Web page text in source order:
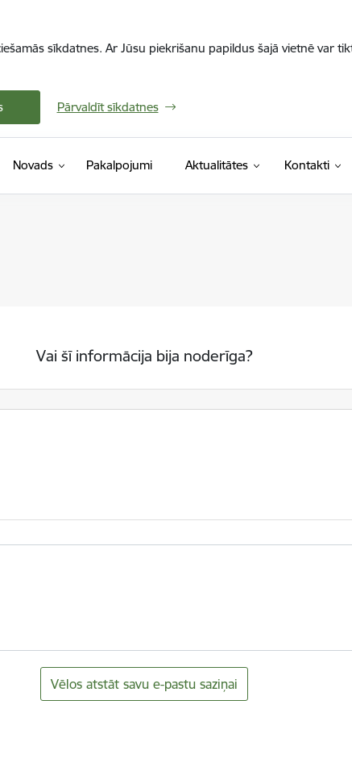
sīkdatnes. Ar Jūsu piekrišanu papildus šajā vietnē var
Pārvaldīt sīkdatnes
Novads Pakalpojumi Aktualitātes Kontakti
Vai šī informācija bija noderīga?
Vēlos atstāt savu e-pastu saziņai